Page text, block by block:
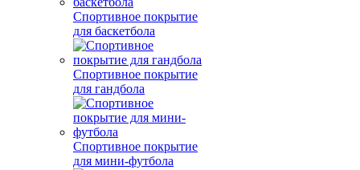
Спортивное покрытие
для баскетбола
Спортивное покрытие
для гандбола
Спортивное покрытие
для мини-футбола